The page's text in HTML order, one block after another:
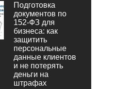
Подготовка
документов по
152‑ФЗ для
бизнеса: как
защитить
персональные
данные клиентов
и не потерять
деньги на
штрафах